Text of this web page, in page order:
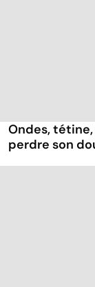
Ondes,
perdre son